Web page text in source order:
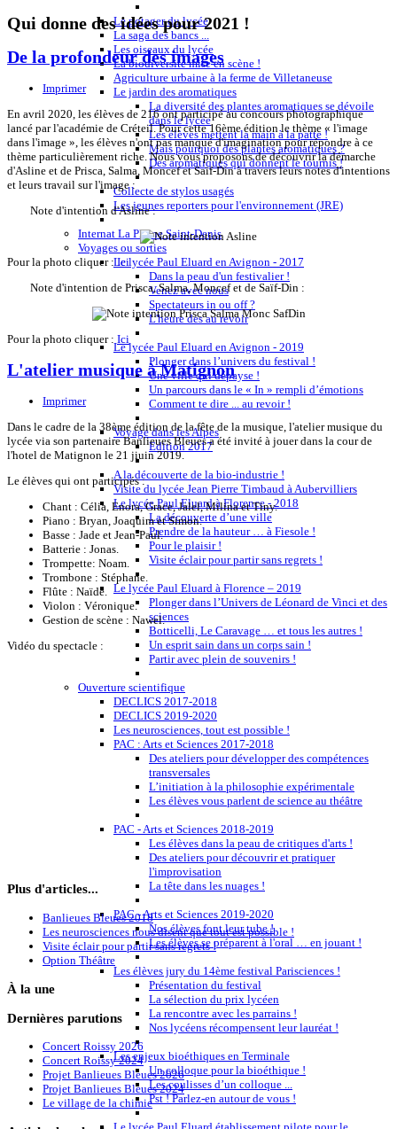
Le potager du lycée
La saga des bancs ...
Les oiseaux du lycée
La biodiversité mise en scène !
Agriculture urbaine à la ferme de Villetaneuse
Le jardin des aromatiques
La diversité des plantes aromatiques se dévoile
dans le lycée
Les élèves mettent la main à la patte !
Mais pourquoi des plantes aromatiques ?
Des aromatiques qui donnent le tournis !
Collecte de stylos usagés
Les jeunes reporters pour l'environnement (JRE)
Internat La Plaine Saint-Denis
Voyages ou sorties
Le lycée Paul Eluard en Avignon - 2017
Dans la peau d'un festivalier !
Venez avec nous
Spectateurs in ou off ?
L'heure des au revoir
Le lycée Paul Eluard en Avignon - 2019
Plonger dans l’univers du festival !
Une ville qui dépayse !
Un parcours dans le « In » rempli d’émotions
Comment te dire ... au revoir !
Voyage dans les Alpes
Edition 2017
A la découverte de la bio-industrie !
Visite du lycée Jean Pierre Timbaud à Aubervilliers
Le lycée Paul Eluard à Florence - 2018
La découverte d’une ville
Prendre de la hauteur … à Fiesole !
Pour le plaisir !
Visite éclair pour partir sans regrets !
Le lycée Paul Eluard à Florence – 2019
Plonger dans l’Univers de Léonard de Vinci et des
sciences
Botticelli, Le Caravage … et tous les autres !
Un esprit sain dans un corps sain !
Partir avec plein de souvenirs !
Ouverture scientifique
DECLICS 2017-2018
DECLICS 2019-2020
Les neurosciences, tout est possible !
PAC : Arts et Sciences 2017-2018
Des ateliers pour développer des compétences
transversales
L’initiation à la philosophie expérimentale
Les élèves vous parlent de science au théâtre
PAC - Arts et Sciences 2018-2019
Les élèves dans la peau de critiques d'arts !
Des ateliers pour découvrir et pratiquer
l'improvisation
La tête dans les nuages !
PAC - Arts et Sciences 2019-2020
Nos élèves font leur tube !
Les élèves se préparent à l'oral … en jouant !
Les élèves jury du 14ème festival Parisciences !
Présentation du festival
La sélection du prix lycéen
La rencontre avec les parrains !
Nos lycéens récompensent leur lauréat !
Les enjeux bioéthiques en Terminale
Un colloque pour la bioéthique !
Les coulisses d’un colloque ...
Pst ! Parlez-en autour de vous !
Qui donne des idées pour 2021 !
De la profondeur des images
Imprimer
En avril 2020, les élèves de 216 ont participé au concours photographique
lancé par l'académie de Créteil. Pour cette 16ème édition le thème « l'image
dans l'image », les élèves n'ont pas manqué d'imagination pour répondre à ce
thème particulièrement riche. Nous vous proposons de découvrir la démarche
d'Asline et de Prisca, Salma, Moncef et Saïf-Din à travers leurs notes d'intentions
et leurs travail sur l'image :
Note d'intention d'Asline :
Pour la photo cliquer :Ici
Note d'intention de Prisca, Salma, Moncef et de Saïf-Din :
Pour la photo cliquer : Ici
L'atelier musique à Matignon
Imprimer
Dans le cadre de la 38ème édition de la fête de la musique, l'atelier musique du
lycée via son partenaire Banlieues Bleues a été invité à jouer dans la cour de
l'hotel de Matignon le 21 jiuin 2019.
Le élèves qui ont participés :
Chant : Célia, Enora, Grace, Jalel, Milina et Tiny.
Piano : Bryan, Joaquim et Simon.
Basse : Jade et Jean-Paul.
Batterie : Jonas.
Trompette: Noam.
Trombone : Stéphane.
Flûte : Naïdé.
Violon : Véronique.
Gestion de scène : Nawel.
Vidéo du spectacle :
Plus d'articles...
Banlieues Bleues 2018
Les neurosciences nous disent que tout est possible !
Visite éclair pour partir sans regrets !
Option Théâtre
À la une
Dernières parutions
Concert Roissy 2026
Concert Roissy 2024
Projet Banlieues Bleues 2026
Projet Banlieues Bleues 2024
Le village de la chimie